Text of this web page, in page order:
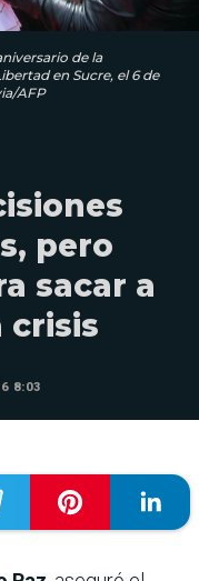
de la
en Sucre, el 6 de
AFP
pero
sacar a
crisis
8:03